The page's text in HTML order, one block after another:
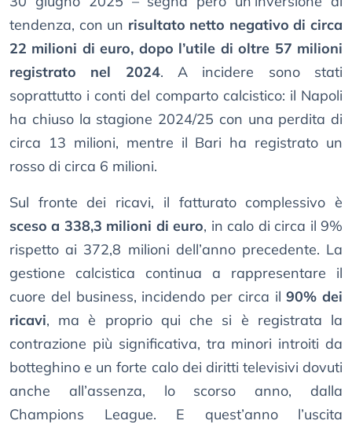
tendenza, con un risultato netto negativo di circa
22 milioni di euro, dopo l’utile di oltre 57 milioni
registrato nel 2024. A incidere sono stati
soprattutto i conti del comparto calcistico: il Napoli
ha chiuso la stagione 2024/25 con una perdita di
circa 13 milioni, mentre il Bari ha registrato un
rosso di circa 6 milioni.
Sul fronte dei ricavi, il fatturato complessivo è
sceso a 338,3 milioni di euro, in calo di circa il 9%
rispetto ai 372,8 milioni dell’anno precedente. La
gestione calcistica continua a rappresentare il
cuore del business, incidendo per circa il90% dei
ricavi, ma è proprio qui che si è registrata la
contrazione più significativa, tra minori introiti da
botteghino e un forte calo dei diritti televisivi dovuti
anche all’assenza, lo scorso anno, dalla
Champions League. E quest’anno l’uscita